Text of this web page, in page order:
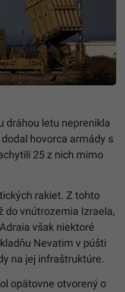
dráhou letu neprenikla
hovorca armády s
25 z nich mimo
rakiet. Z tohto
do vnútrozemia Izraela,
však niektoré
Nevatim v púšti
na jej infraštruktúre.
opätovne otvorený o